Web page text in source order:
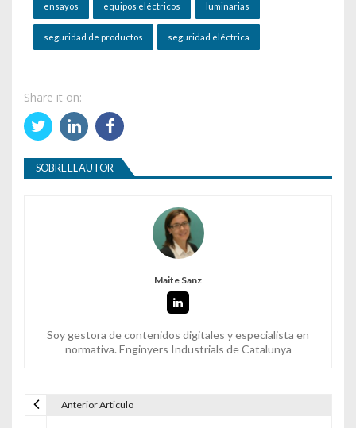
ensayos equipos eléctricos luminarias
seguridad de productos seguridad eléctrica
Share it on:
SOBRE EL AUTOR
Maite Sanz
Soy gestora de contenidos digitales y especialista en
normativa. Enginyers Industrials de Catalunya
Navegación de entradas
Anterior Articulo